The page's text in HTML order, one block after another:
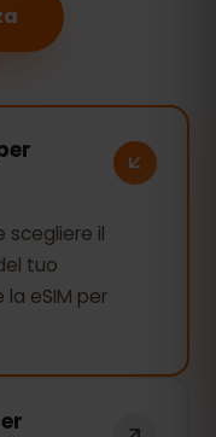
scegliere il
tuo
eSIM per